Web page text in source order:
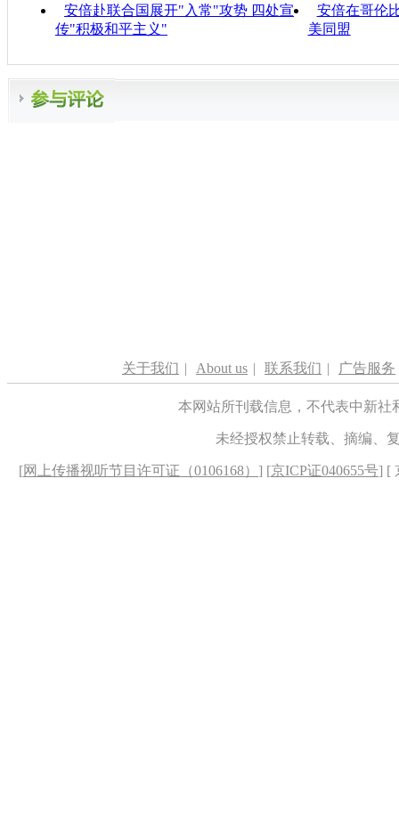
安倍赴联合国展开"入常"攻势 四处宣
传"积极和平主义"
安倍在哥伦
美同盟
关于我们 | About us | 联系我们 | 广告服务
本网站所刊载信息，不代表中新
未经授权禁止转载、摘编、
[网上传播视听节目许可证（0106168） ] [京ICP证040655号] [